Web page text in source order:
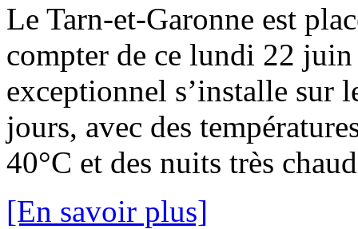
Le Tarn-et-Garonne est
compter de ce lundi 22
exceptionnel s’installe sur
jours, avec des
40°C et des nuits très
[En savoir plus]